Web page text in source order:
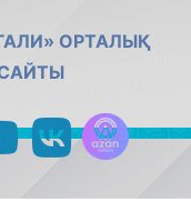
ОРТАЛЫҚ
youtubevk